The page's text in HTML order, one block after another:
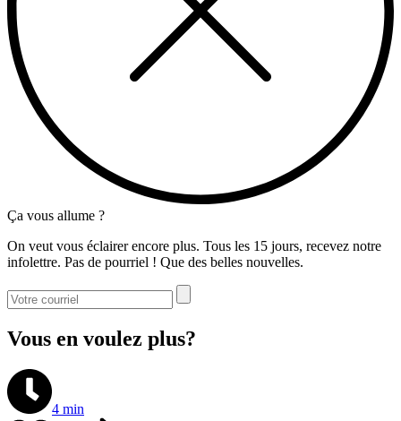
Ça vous allume ?
On veut vous éclairer encore plus. Tous les 15 jours, recevez notre
infolettre. Pas de pourriel ! Que des belles nouvelles.
Vous en voulez plus?
4 min